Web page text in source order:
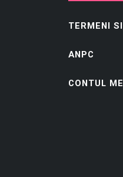
TERMENI
ANPC
CONTUL